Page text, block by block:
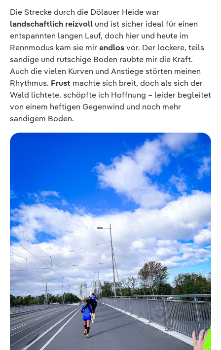
Die Strecke durch die Dölauer Heide war
landschaftlich reizvoll und ist sicher ideal für einen
entspannten langen Lauf, doch hier und heute im
Rennmodus kam sie mirendlosvor. Der lockere, teils
sandige und rutschige Boden raubte mir die Kraft.
Auch die vielen Kurven und Anstiege störten meinen
Rhythmus. Frust machte sich breit, doch als sich der
Wald lichtete, schöpfte ich Hoffnung – leider begleitet
von einem heftigen Gegenwind und noch mehr
sandigem Boden.